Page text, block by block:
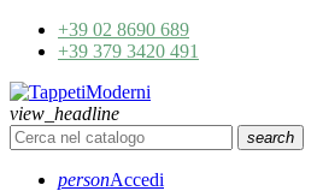
+39 02 8690 689
+39 379 3420 491
view_headline
search
personAccedi